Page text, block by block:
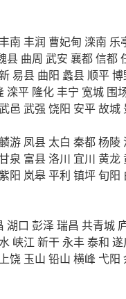
南 丰润 曹妃甸 滦南 乐
县 曲周 武安 襄都信都
易县 曲阳 蠡县 顺平
滦平 隆化丰宁 宽城 围
邑 武强 饶阳 安平故城
麟游 凤县 太白 秦都杨陵
泉 富县洛川 宜川 黄龙
阳 岚皋平利 镇坪旬阳
湖口 彭泽瑞昌 共青城
峡江 新干 永丰泰和 遂
上饶 玉山 铅山 横峰 弋阳